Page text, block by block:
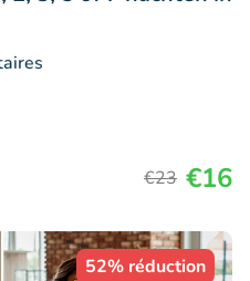
€23 €16
52% réduction